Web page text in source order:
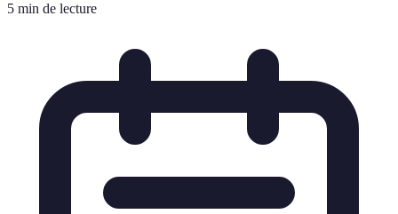
5 min de lecture